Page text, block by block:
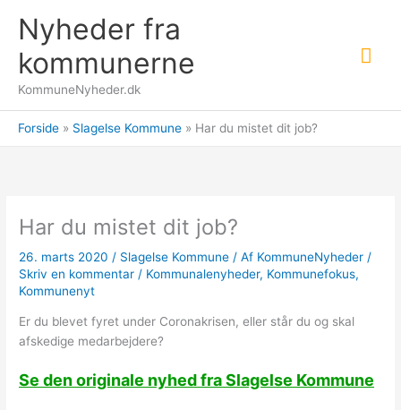
indholdet
Nyheder fra
kommunerne
KommuneNyheder.dk
Forside Slagelse Kommune Har du mistet dit job?
Har du mistet dit job?
26. marts 2020 / Slagelse Kommune / Af KommuneNyheder /
Skriv en kommentar / Kommunalenyheder, Kommunefokus,
Kommunenyt
Er du blevet fyret under Coronakrisen, eller står du og skal
afskedige medarbejdere?
Se den originale nyhed fra Slagelse Kommune